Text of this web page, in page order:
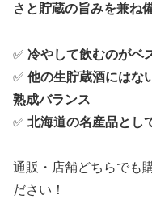
さと貯蔵の旨みを兼ね
✅ 冷やして飲むのがベ
✅ 他の生貯蔵酒にはな
熟成バランス
✅ 北海道の名産品とし
通販・店舗どちらでも
ださい！